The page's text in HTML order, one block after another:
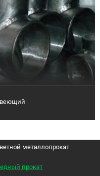
металлопрокат
прокат